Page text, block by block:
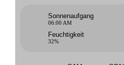
Sonnenaufgang
06:00 AM
Feuchtigkeit
32%